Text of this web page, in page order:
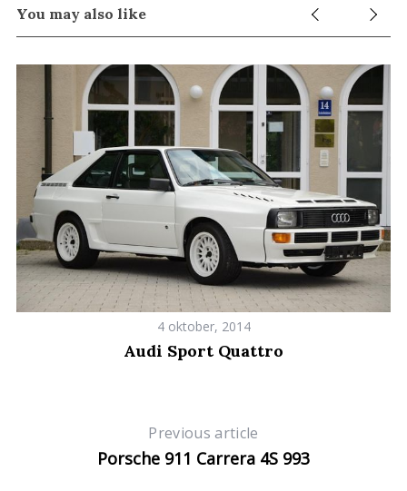
You may also like
4 oktober, 2014
Audi Sport Quattro
Previous article
Porsche 911 Carrera 4S 993
e
a
o
r
: